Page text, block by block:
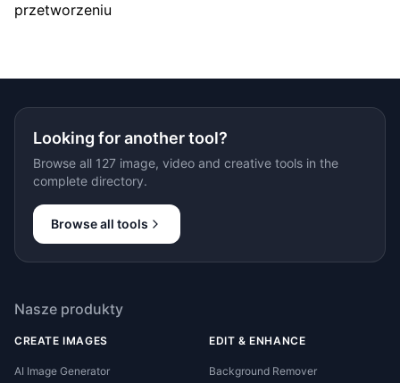
przetworzeniu
Looking for another tool?
Browse all 127 image, video and creative tools in the
complete directory.
Browse all tools
Nasze produkty
CREATE IMAGES
AI Image Generator
EDIT & ENHANCE
Background Remover